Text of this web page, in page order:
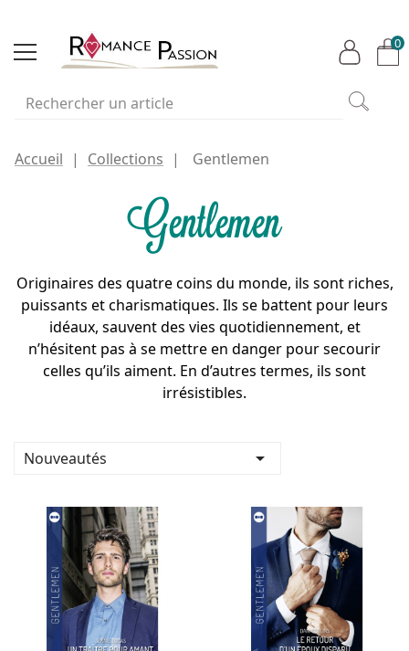
0
Accueil Collections Gentlemen
Gentlemen
Originaires des quatre coins du monde, ils sont riches,
puissants et charismatiques. Ils se battent pour leurs
idéaux, sauvent des vies quotidiennement, et
n’hésitent pas à se mettre en danger pour secourir
celles qu’ils aiment. En d’autres termes, ils sont
irrésistibles.
Nouveautés 